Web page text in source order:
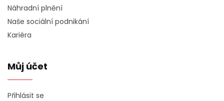
Náhradní plnění
Naše sociální podnikání
Kariéra
Můj účet
Přihlásit se